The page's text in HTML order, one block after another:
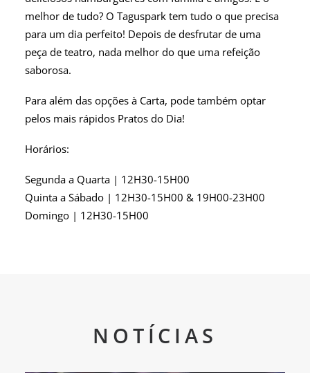
melhor de tudo? O Taguspark tem tudo o que precisa
para um dia perfeito! Depois de desfrutar de uma
peça de teatro, nada melhor do que uma refeição
saborosa.
Para além das opções à Carta, pode também optar
pelos mais rápidos Pratos do Dia!
Horários:
Segunda a Quarta | 12H30-15H00
Quinta a Sábado | 12H30-15H00 & 19H00-23H00
Domingo | 12H30-15H00
NOTÍCIAS